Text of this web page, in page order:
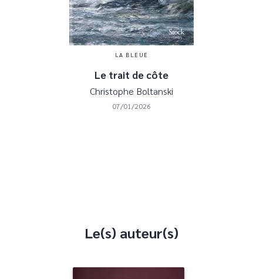
LA BLEUE
Le trait de côte
Christophe Boltanski
07/01/2026
Le(s) auteur(s)